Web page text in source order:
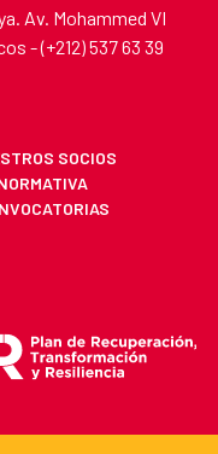
Av. Mohammed VI
- (+212) 537 63 39
SOCIOS